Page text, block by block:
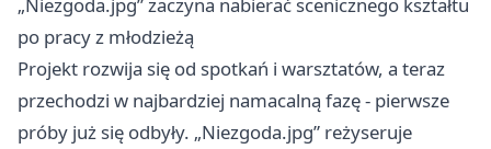
po pracy z młodzieżą
Projekt rozwija się od spotkań i warsztatów, a teraz
przechodzi w najbardziej namacalną fazę - pierwsze
próby już się odbyły. „Niezgoda.jpg” reżyseruje